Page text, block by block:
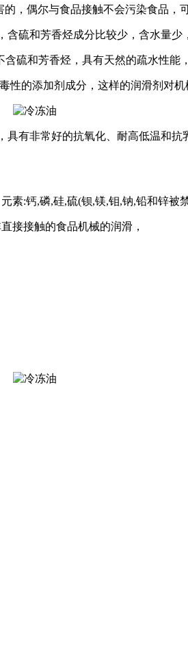
，偶尔与食品接触不会污染食品，
硫和芳香烃成分比较少，含水量少
硫和芳香烃，具有天然的疏水性能
的添加剂成分，这样的润滑剂对
有非常好的抗氧化、耐高低温和
素:钙,磷,硅,硫(钡,镁,钼,钠,铅和锌被
接接触的食品机械的润滑，